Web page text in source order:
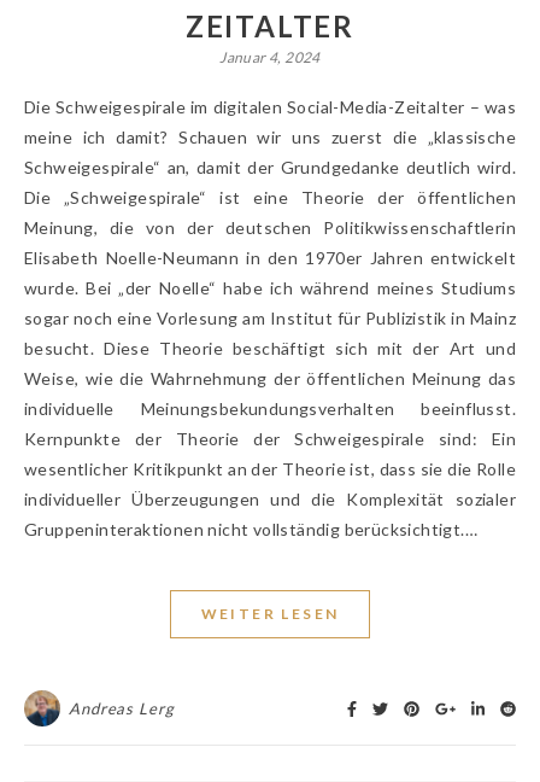
ZEITALTER
Januar 4, 2024
Die Schweigespirale im digitalen Social-Media-Zeitalter – was
meine ich damit? Schauen wir uns zuerst die „klassische
Schweigespirale“ an, damit der Grundgedanke deutlich wird.
Die „Schweigespirale“ ist eine Theorie der öffentlichen
Meinung, die von der deutschen Politikwissenschaftlerin
Elisabeth Noelle-Neumann in den 1970er Jahren entwickelt
wurde. Bei „der Noelle“ habe ich während meines Studiums
sogar noch eine Vorlesung am Institut für Publizistik in Mainz
besucht. Diese Theorie beschäftigt sich mit der Art und
Weise, wie die Wahrnehmung der öffentlichen Meinung das
individuelle Meinungsbekundungsverhalten beeinflusst.
Kernpunkte der Theorie der Schweigespirale sind: Ein
wesentlicher Kritikpunkt an der Theorie ist, dass sie die Rolle
individueller Überzeugungen und die Komplexität sozialer
Gruppeninteraktionen nicht vollständig berücksichtigt.…
WEITER LESEN
Andreas Lerg